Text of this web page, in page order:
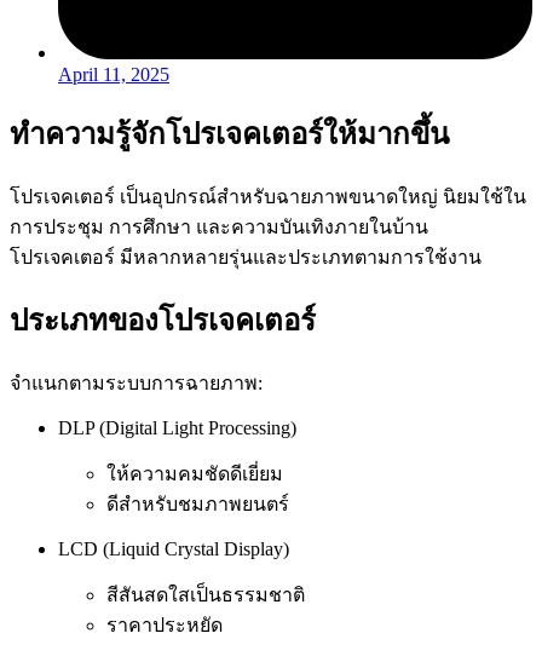
April 11, 2025
ทำความรู้จักโปรเจคเตอร์ให้มากขึ้น
โปรเจคเตอร์ เป็นอุปกรณ์สำหรับฉายภาพขนาดใหญ่ นิยมใช้ใน
การประชุม การศึกษา และความบันเทิงภายในบ้าน
โปรเจคเตอร์ มีหลากหลายรุ่นและประเภทตามการใช้งาน
ประเภทของโปรเจคเตอร์
จำแนกตามระบบการฉายภาพ:
DLP (Digital Light Processing)
ให้ความคมชัดดีเยี่ยม
ดีสำหรับชมภาพยนตร์
LCD (Liquid Crystal Display)
สีสันสดใสเป็นธรรมชาติ
ราคาประหยัด